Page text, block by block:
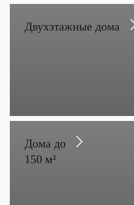
Двухэтажные дома
Дома до
150 м²